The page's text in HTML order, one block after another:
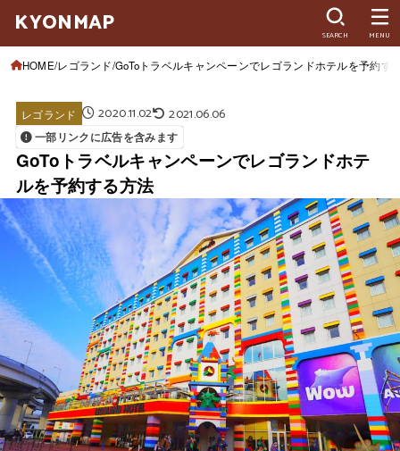
KYONMAP SEARCH MENU
HOME レゴランド GoToトラベルキャンペーンでレゴランドホテルを予約す
レゴランド 2020.11.02 2021.06.06
一部リンクに広告を含みます
GoToトラベルキャンペーンでレゴランドホテ
ルを予約する方法